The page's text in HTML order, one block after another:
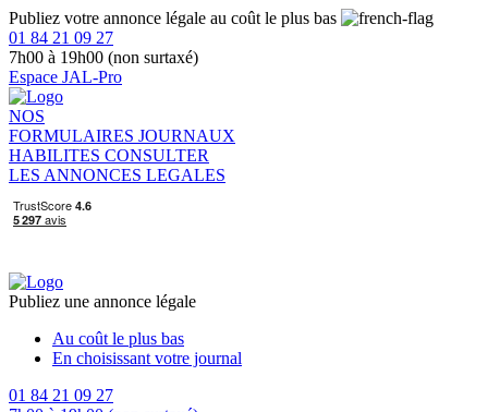
Publiez votre annonce légale au coût le plus bas
01 84 21 09 27
7h00 à 19h00 (non surtaxé)
Espace JAL-Pro
NOS
FORMULAIRES JOURNAUX
HABILITES CONSULTER
LES ANNONCES LEGALES
Publiez une annonce légale
Au coût le plus bas
En choisissant votre journal
01 84 21 09 27